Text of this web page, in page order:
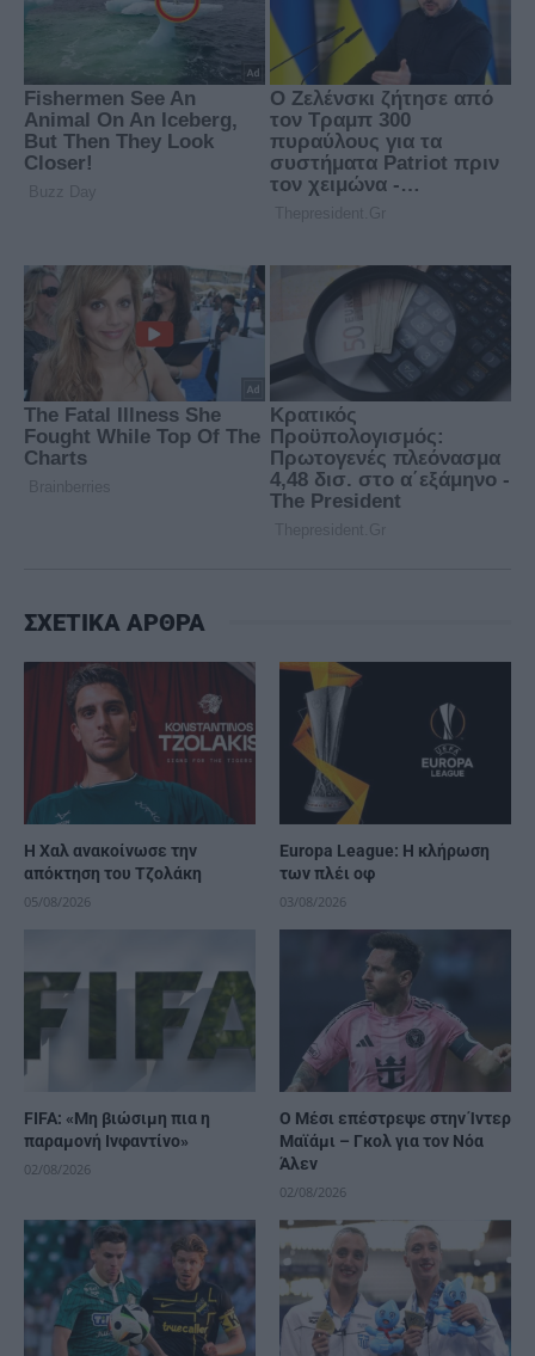
ΣΧΕΤΙΚΑ ΑΡΘΡΑ
Η Χαλ ανακοίνωσε την
απόκτηση του Τζολάκη
05/08/2026
Europa League: Η κλήρωση
των πλέι οφ
03/08/2026
FIFA: «Μη βιώσιμη πια η
παραμονή Ινφαντίνο»
02/08/2026
Ο Μέσι επέστρεψε στην Ίντερ
Μαϊάμι – Γκολ για τον Νόα
Άλεν
02/08/2026